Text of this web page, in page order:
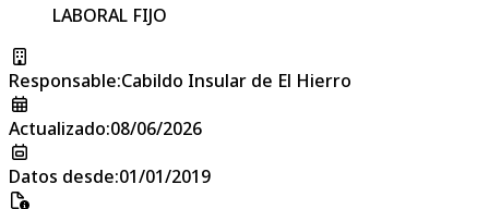
LABORAL FIJO
Responsable:Cabildo Insular de El Hierro
Actualizado:08/06/2026
Datos desde:01/01/2019